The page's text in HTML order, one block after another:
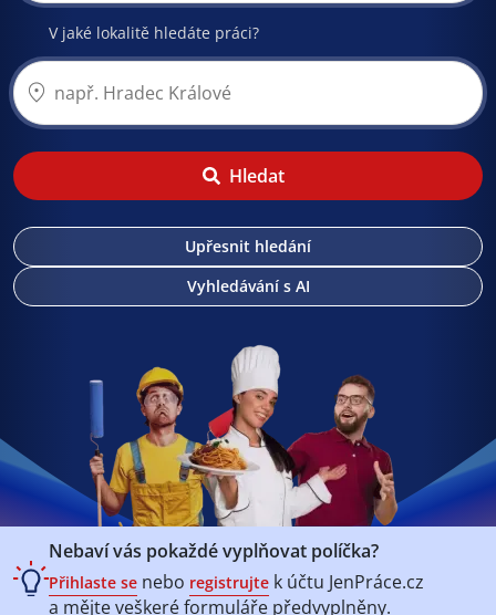
V jaké lokalitě hledáte práci?
Hledat
Upřesnit hledání
Vyhledávání s AI
Nebaví vás pokaždé vyplňovat políčka?
Přihlaste se nebo registrujte k účtu JenPráce.cz
a mějte veškeréformuláře předvyplněny.